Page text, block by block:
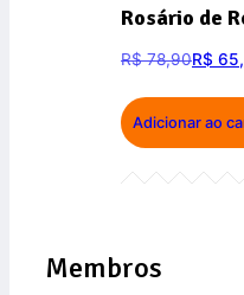
Rosário de
R$78,90R$
Adicionar ao
Membros